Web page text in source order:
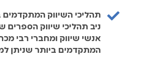
תהליכי השיווק המתקדמים
ניב תהליכי שיווק הספרים
אנשי שיווק ומחברי רבי
המתקדמים ביותר שניתן